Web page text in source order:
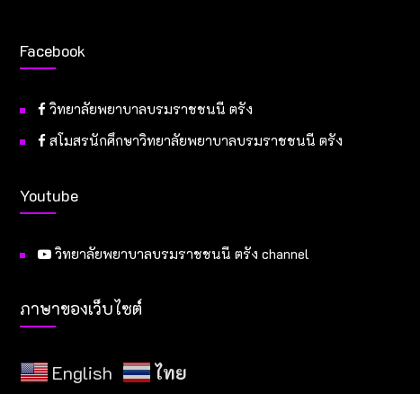
Facebook
วิทยาลัยพยาบาลบรมราชชนนี ตรัง
สโมสรนักศึกษาวิทยาลัยพยาบาลบรมราชชนนี ตรัง
Youtube
วิทยาลัยพยาบาลบรมราชชนนี ตรัง channel
ภาษาของเว็บไซต์
English ไทย